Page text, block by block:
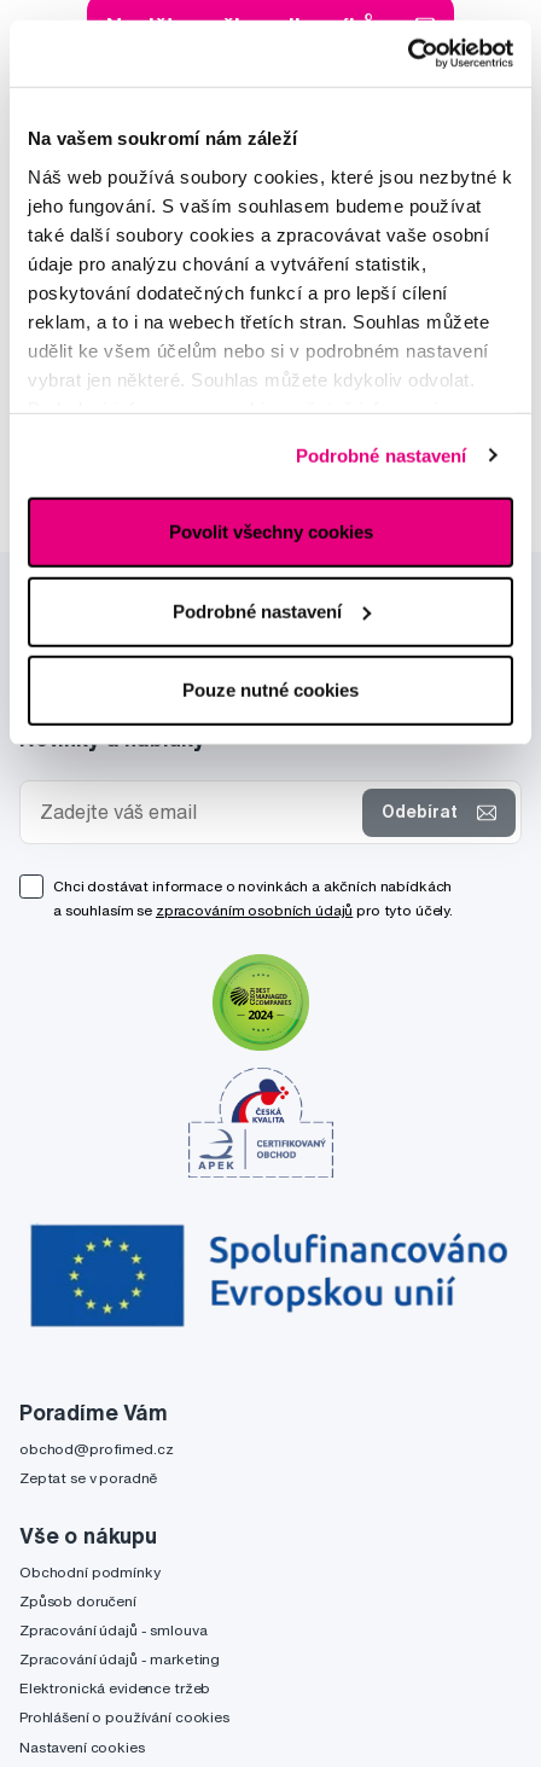
Na vašem soukromí nám záleží
Náš web používá soubory cookies, které jsou nezbytné k
jeho fungování. S vaším souhlasem budeme používat
také další soubory cookies a zpracovávat vaše osobní
údaje pro analýzu chování a vytváření statistik,
poskytování dodatečných funkcí a pro lepší cílení
reklam, a to i na webech třetích stran. Souhlas můžete
udělit ke všem účelům nebo si v podrobném nastavení
vybrat jen některé. Souhlas můžete kdykoliv odvolat.
Podrobné nastavení
Povolit všechny cookies
Podrobné nastavení
Pouze nutné cookies
Napište našim odborníkům
MDDr. Tomáš Pražák
Odborná zubní konzultace –
parodontologie
Alena Růžičková
odborná konzultace dětského
sortimentu
MUDr. Alžběta Smetanová
dermatovenerologie
Poradíme Vám
obchod@profimed.cz
Zeptat se v poradně
Vše o nákupu
Obchodní podmínky
Způsob doručení
Zpracování údajů - smlouva
Zpracování údajů - marketing
Elektronická evidence tržeb
Prohlášení o používání cookies
Nastavení cookies
Odebírat
Chci dostávat informace o novinkách a akčních nabídkách
a souhlasím se zpracováním osobních údajů pro tyto účely.